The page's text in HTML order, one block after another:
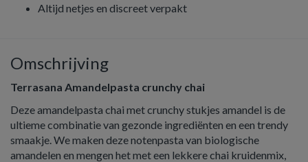
Altijd netjes en discreet verpakt
Omschrijving
Terrasana Amandelpasta crunchy chai
Deze amandelpasta chai met crunchy stukjes amandel is de
ultieme combinatie van gezonde ingrediënten en een trendy
smaakje. We maken deze notenpasta van biologische
amandelen en mengen het met een lekkere chai kruidenmix,